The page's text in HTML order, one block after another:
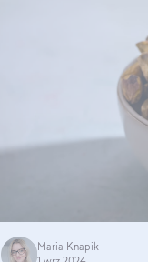
Maria Knapik